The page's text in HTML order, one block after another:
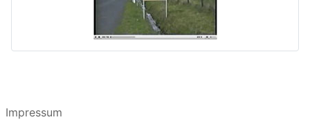
Impressum